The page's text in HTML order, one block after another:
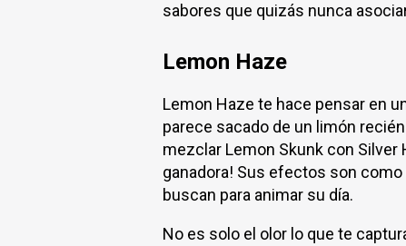
sabores que quizás nunca
Lemon Haze
Lemon Haze te hace pensar en
parece sacado de un limón
mezclar Lemon Skunk con Silver
ganadora! Sus efectos son como
buscan para animar su día.
No es solo el olor lo que te